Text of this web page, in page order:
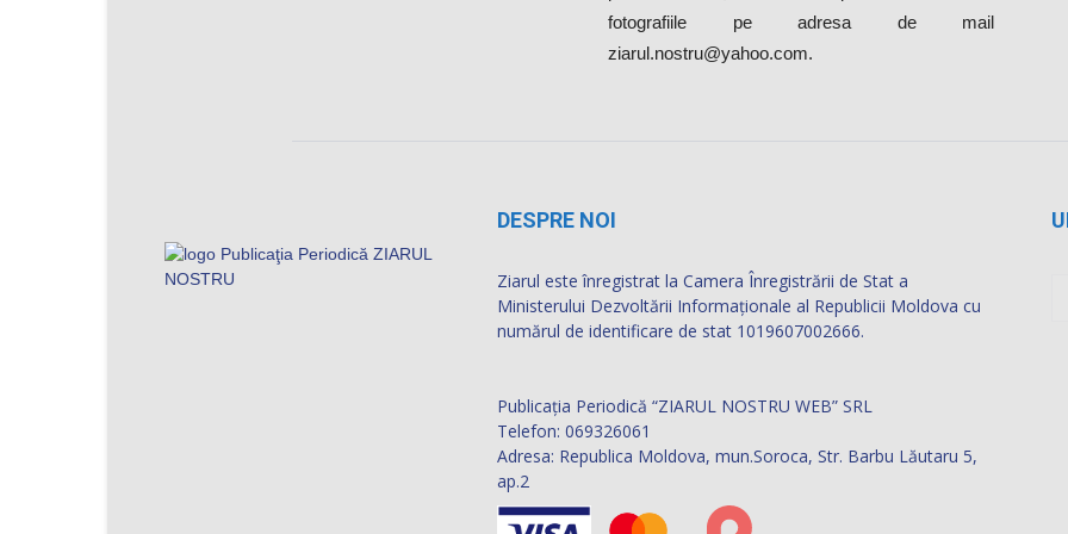
fotografiile pe adresa de mail
ziarul.nostru@yahoo.com.
DESPRE NOI
Ziarul este înregistrat la Camera Înregistrării de Stat a
Ministerului Dezvoltării Informaţionale al Republicii Moldova cu
numărul de identificare de stat 1019607002666.
Publicația Periodică “ZIARUL NOSTRU WEB” SRL
Telefon: 069326061
Adresa: Republica Moldova, mun.Soroca, Str. Barbu Lăutaru 5,
ap.2